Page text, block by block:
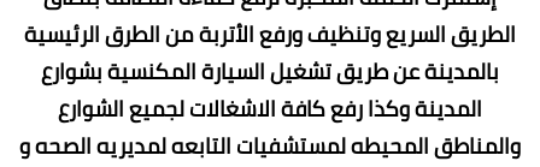
الطريق السريع وتنظيف ورفع الأتربة من الطرق الرئيسية
بالمدينة عن طريق تشغيل السيارة المكنسية بشوارع
المدينة وكذا رفع كافة الاشغالات لجميع الشوارع
والمناطق المحيطه لمستشفيات التابعه لمديريه الصحه و